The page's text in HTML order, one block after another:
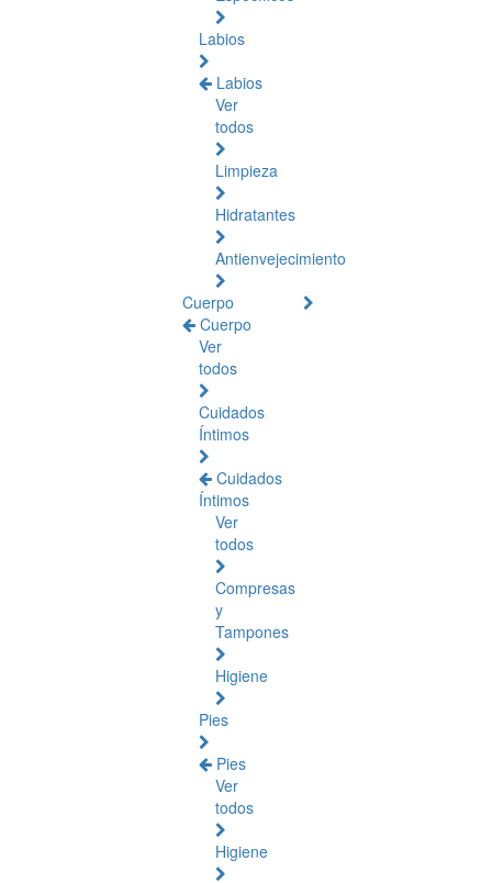
Labios
Labios
Ver
todos
Limpieza
Hidratantes
Antienvejecimiento
Cuerpo
Cuerpo
Ver
todos
Cuidados
Íntimos
Cuidados
Íntimos
Ver
todos
Compresas
y
Tampones
Higiene
Pies
Pies
Ver
todos
Higiene